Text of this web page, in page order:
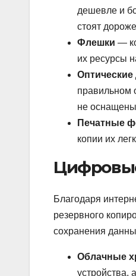
дешевле и
стоят
Флешки —
их ресурсы
Оптические
правильном
не
Печатные
копии их
Благодаря
резервного
сохранения
Облачные
устройства,